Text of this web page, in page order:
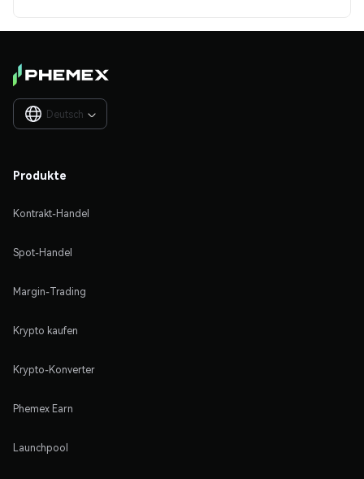
Deutsch 
Produkte
Kontrakt-Handel
Spot-Handel
Margin-Trading
Krypto kaufen
Krypto-Konverter
Phemex Earn
Launchpool